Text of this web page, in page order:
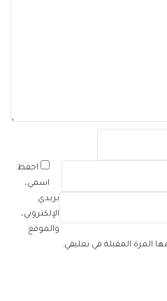
احفظ
اسمي،
بريدي
الإلكتروني،
والموقع
المرة المقبلة في تعليقي.